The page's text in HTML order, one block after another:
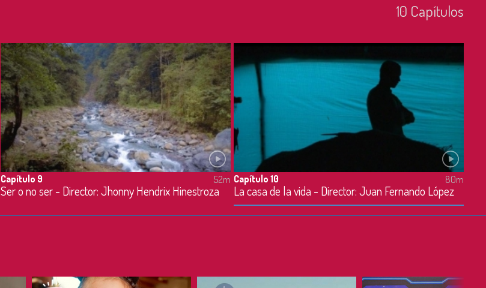
10 Capí­tulos
Capítulo 9
Ser o no ser - Director: Jhonny Hendrix Hinestroza
52m Capítulo 10
La casa de la vida - Director: Juan Fernando López
80m